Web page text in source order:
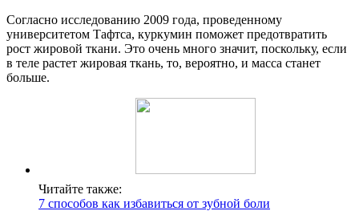
Согласно исследованию 2009 года, проведенному
университетом Тафтса, куркумин поможет предотвратить
рост жировой ткани. Это очень много значит, поскольку, если
в теле растет жировая ткань, то, вероятно, и масса станет
больше.
Читайте также:
7 способов как избавиться от зубной боли